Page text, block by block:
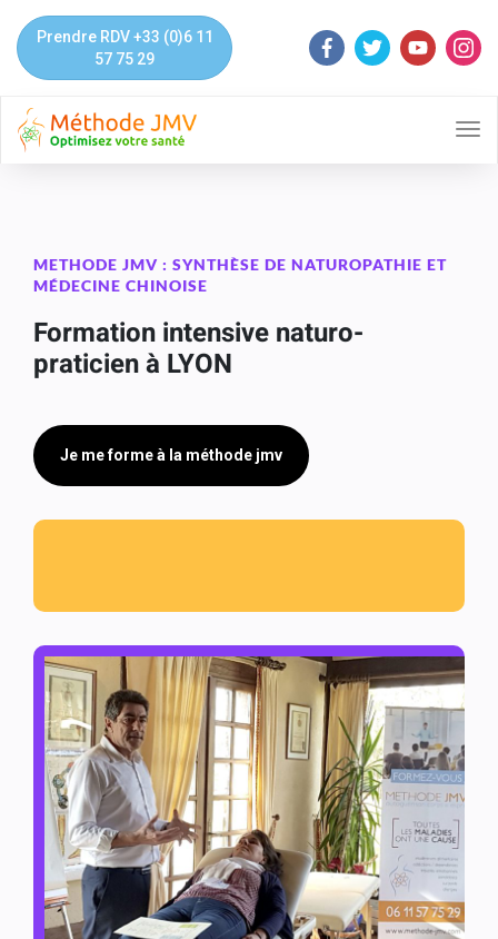
Prendre RDV +33 (0)6 11
57 75 29
METHODE JMV : SYNTHÈSE DE NATUROPATHIE ET
MÉDECINE CHINOISE
Formation intensive naturo-
praticien à LYON
Je me forme à la méthode jmv